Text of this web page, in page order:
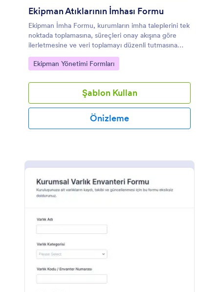
Ekipman Atıklarının İmhası Formu
Ekipman İmha Formu, kurumların imha taleplerini tek
noktada toplamasına, süreçleri onay akışına göre
ilerletmesine ve veri toplamayı düzenli tutmasına
yardımcı olur.
Go to Category:
Ekipman Yönetimi Formları
Şablon Kullan
Önizleme